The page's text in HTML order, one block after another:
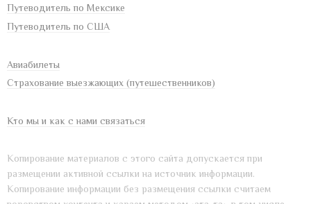
Путеводитель по Мексике
Путеводитель по США
Авиабилеты
Страхование выезжающих (путешественников)
Кто мы и как с нами связаться
Копирование материалов с этого сайта допускается при
размещении активной ссылки на источник информации.
Копирование информации без размещения ссылки считаем